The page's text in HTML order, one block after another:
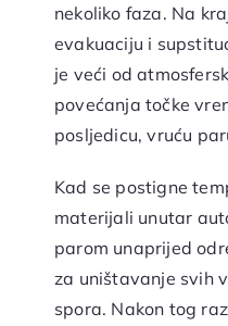
nekoliko faza. Na
evakuaciju i
je veći od
povećanja točke
posljedicu, vruću
Kad se postigne
materijali unutar
parom unaprijed
za uništavanje svih
spora. Nakon tog